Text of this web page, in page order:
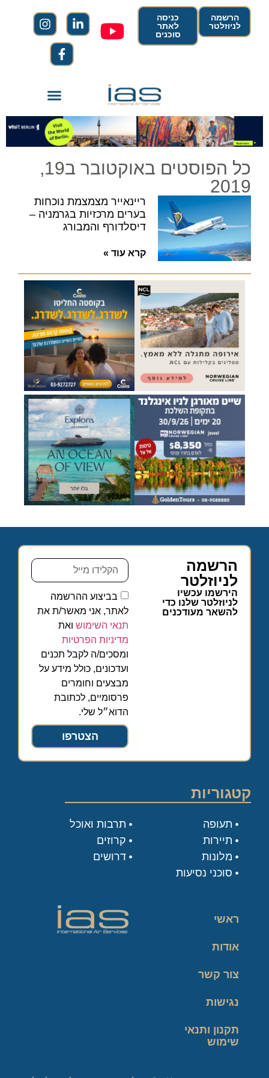
הרשמה
לניוזלטר
כניסה
לאתר
סוכנים
כל הפוסטים באוקטובר ב19,
2019
ריינאייר מצמצמת נוכחות
בערים מרכזיות בגרמניה –
דיסלדורף והמבורג
קרא עוד »
הרשמה
לניוזלטר
הירשמו עכשיו
לניוזלטר שלנו כדי
להשאר מעודכנים
בביצוע ההרשמה
לאתר, אני מאשר/ת את
תנאי השימוש ואת
מדיניות הפרטיות
ומסכים/ה לקבל תכנים
ועדכונים, כולל מידע על
מבצעים וחומרים
פרסומיים, לכתובת
הדוא״ל שלי.
הצטרפו
קטגוריות
תעופה
תיירות
מלונות
סוכני נסיעות
תרבות ואוכל
קרוזים
דרושים
ראשי
אודות
צור קשר
נגישות
תקנון ותנאי
שימוש